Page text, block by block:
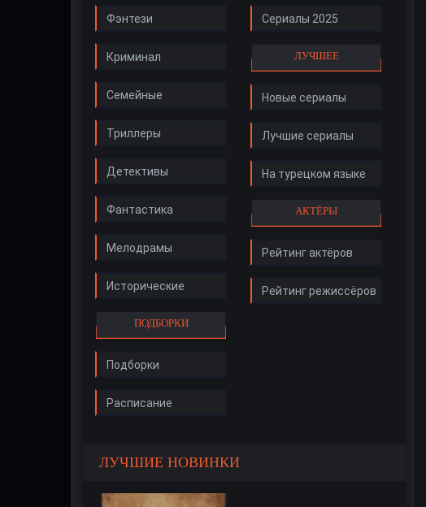
Фэнтези
Криминал
Семейные
Триллеры
Детективы
Фантастика
Мелодрамы
Исторические
ПОДБОРКИ
Подборки
Расписание
Сериалы 2025
ЛУЧШЕЕ
Новые сериалы
Лучшие сериалы
На турецком языке
АКТЁРЫ
Рейтинг актёров
Рейтинг режиссёров
ЛУЧШИЕ НОВИНКИ